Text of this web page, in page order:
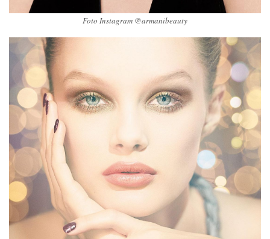
Foto Instagram @armanibeauty